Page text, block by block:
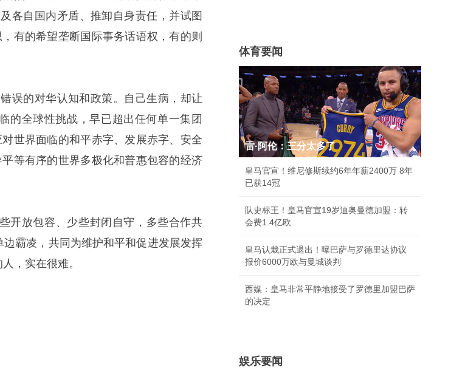
各自国内矛盾、推卸自身责任，并试图
有的希望垄断国际事务话语权，有的则
误的对华认知和政策。自己生病，却让
的全球性挑战，早已超出任何单一集团
世界面临的和平赤字、发展赤字、安全
等有序的世界多极化和普惠包容的经济
开放包容、少些封闭自守，多些合作共
霸凌，共同为维护和平和促进发展发挥
，实在很难。
体育要闻
雷·阿伦：三分太多了
皇马官宣！维尼修斯续约6年年薪2400万 8年
已获14冠
队史标王！皇马官宣19岁迪奥曼德加盟：转
会费1.4亿欧
皇马认栽正式退出！曝巴萨与罗德里达协议
报价6000万欧与曼城谈判
西媒：皇马非常平静地接受了罗德里加盟巴萨
的决定
娱乐要闻